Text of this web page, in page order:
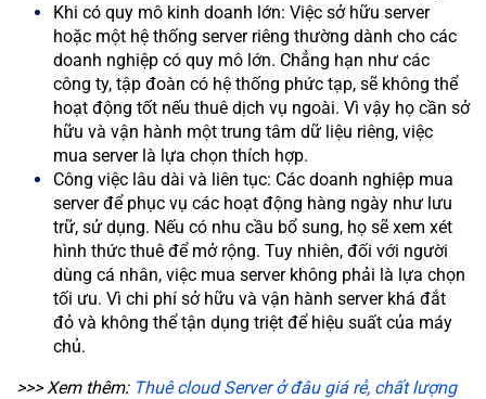
Khi có quy mô kinh doanh lớn: Việc sở hữu server
hoặc một hệ thống server riêng thường dành cho các
doanh nghiệp có quy mô lớn. Chẳng hạn như các
công ty, tập đoàn có hệ thống phức tạp, sẽ không thể
hoạt động tốt nếu thuê dịch vụ ngoài. Vì vậy họ cần sở
hữu và vận hành một trung tâm dữ liệu riêng, việc
mua server là lựa chọn thích hợp.
Công việc lâu dài và liên tục: Các doanh nghiệp mua
server để phục vụ các hoạt động hàng ngày như lưu
trữ, sử dụng. Nếu có nhu cầu bổ sung, họ sẽ xem xét
hình thức thuê để mở rộng. Tuy nhiên, đối với người
dùng cá nhân, việc mua server không phải là lựa chọn
tối ưu. Vì chi phí sở hữu và vận hành server khá đắt
đỏ và không thể tận dụng triệt để hiệu suất của máy
chủ.
>>> Xem thêm: Thuê cloud Server ở đâu giá rẻ, chất lượng